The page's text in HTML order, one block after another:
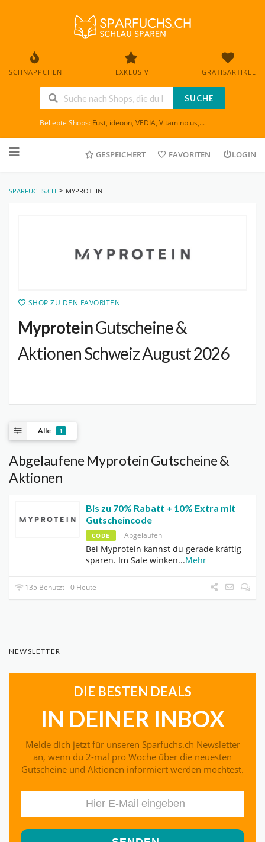
SCHNÄPPCHEN EXKLUSIV GRATISARTIKEL
SUCHE
Beliebte Shops: Fust, ideoon, VEDIA, Vitaminplus,...
to
GESPEICHERT FAVORITEN LOGIN
SPARFUCHS.CH > MYPROTEIN
SHOP ZU DEN FAVORITEN
MyproteinGutscheine &
Aktionen Schweiz August 2026
Alle 1
Abgelaufene Myprotein Gutscheine &
Aktionen
Bis zu 70% Rabatt + 10% Extra mit
Gutscheincode
CODE Abgelaufen
Bei Myprotein kannst du gerade kräftig
sparen. Im Sale winken...Mehr
135 Benutzt - 0 Heute
NEWSLETTER
DIE BESTEN DEALS
IN DEINER INBOX
Melde dich jetzt für unseren Sparfuchs.ch Newsletter
an, wenn du 2-mal pro Woche über die neuesten
Gutscheine und Aktionen informiert werden möchtest.